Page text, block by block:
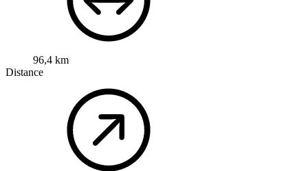
96,4 km
Distance